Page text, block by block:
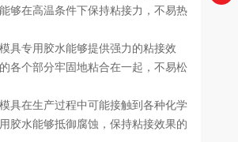
，不易热
粘接效
，不易松
各种化学
接效果的
低气味、环保